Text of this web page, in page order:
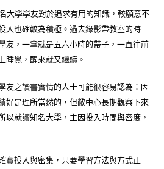
大學學友對於追求有用的知識，較願意不
入也確較為積極。過去錄影帶教室的時
友，一拿就是五六小時的帶子，一直往前
睡覺，醒來就又繼續。
友之讀書實情的人士可能很容易認為：因
好是理所當然的，但敝中心長期觀察下來
以就讀知名大學，主因投入時間與密度，
實投入與密集，只要學習方法與方式正